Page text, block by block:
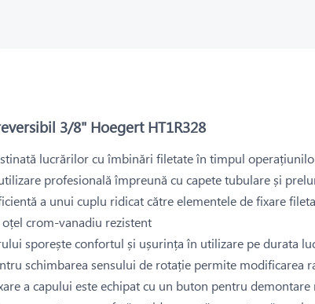
3/8" Hoegert HT1R328
lucrărilor cu îmbinări filetate în timpul
profesională împreună cu capete tubulare și
a unui cuplu ridicat către elementele de fixare
crom-vanadiu rezistent
sporește confortul și ușurința în utilizare pe durata
schimbarea sensului de rotație permite modificarea
a capului este echipat cu un buton pentru demontare